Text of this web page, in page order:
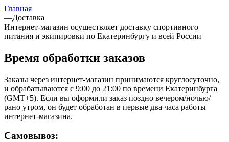
Главная
—Доставка
Интернет-магазин осуществляет доставку спортивного
питания и экипировки по Екатеринбургу и всей России
Время обработки заказов
Заказы через интернет-магазин принимаются круглосуточно,
и обрабатываются с 9:00 до 21:00 по времени Екатеринбурга
(GMT+5). Если вы оформили заказ поздно вечером/ночью/
рано утром, он будет обработан в первые два часа работы
интернет-магазина.
Самовывоз: